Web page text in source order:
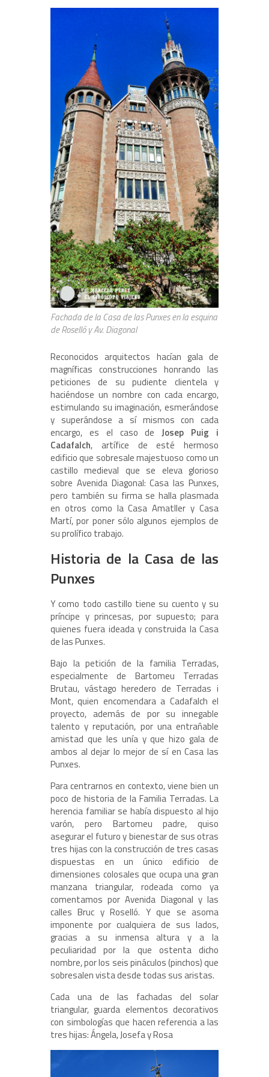
Fachada de la Casa de las Punxes en la esquina
de Roselló y Av. Diagonal
Reconocidos arquitectos hacían gala de
magníficas construcciones honrando las
peticiones de su pudiente clientela y
haciéndose un nombre con cada encargo,
estimulando su imaginación, esmerándose
y superándose a sí mismos con cada
encargo, es el caso deJosep Puig i
Cadafalch, artífice de esté hermoso
edificio que sobresale majestuoso como un
castillo medieval que se eleva glorioso
sobre Avenida Diagonal: Casa las Punxes,
pero también su firma se halla plasmada
en otros como la Casa Amatller y Casa
Martí, por poner sólo algunos ejemplos de
su prolífico trabajo.
Historia de la Casa de las
Punxes
Y como todo castillo tiene su cuento y su
príncipe y princesas, por supuesto; para
quienes fuera ideada y construida la Casa
de las Punxes.
Bajo la petición de la familia Terradas,
especialmente de Bartomeu Terradas
Brutau, vástago heredero de Terradas i
Mont, quien encomendara a Cadafalch el
proyecto, además de por su innegable
talento y reputación, por una entrañable
amistad que les unía y que hizo gala de
ambos al dejar lo mejor de sí en Casa las
Punxes.
Para centrarnos en contexto, viene bien un
poco de historia de la Familia Terradas. La
herencia familiar se había dispuesto al hijo
varón, pero Bartomeu padre, quiso
asegurar el futuro y bienestar de sus otras
tres hijas con la construcción de tres casas
dispuestas en un único edificio de
dimensiones colosales que ocupa una gran
manzana triangular, rodeada como ya
comentamos por Avenida Diagonal y las
calles Bruc y Roselló. Y que se asoma
imponente por cualquiera de sus lados,
gracias a su inmensa altura y a la
peculiaridad por la que ostenta dicho
nombre, por los seis pináculos (pinchos) que
sobresalen vista desde todas sus aristas.
Cada una de las fachadas del solar
triangular, guarda elementos decorativos
con simbologías que hacen referencia a las
tres hijas: Ángela, Josefa y Rosa